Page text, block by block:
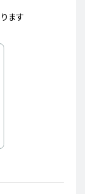
ます